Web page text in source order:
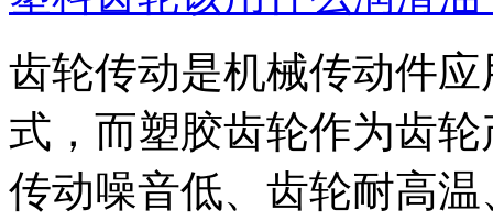
齿轮传动是机械传动件
式，而塑胶齿轮作为齿
传动噪音低、齿轮耐高